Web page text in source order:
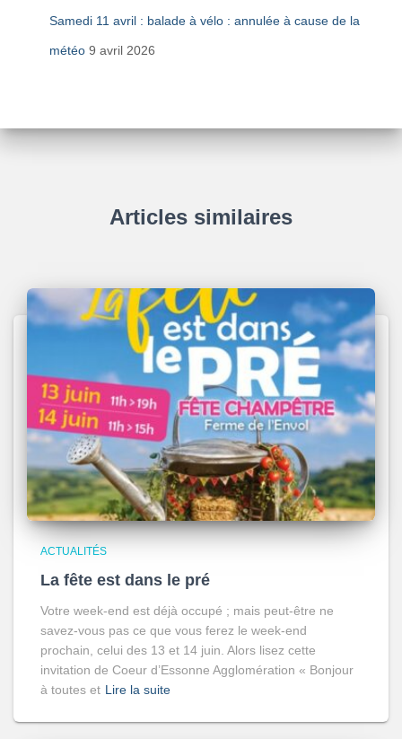
Samedi 11 avril : balade à vélo : annulée à cause de la
météo 9 avril 2026
Articles similaires
ACTUALITÉS
La fête est dans le pré
Votre week-end est déjà occupé ; mais peut-être ne
savez-vous pas ce que vous ferez le week-end
prochain, celui des 13 et 14 juin. Alors lisez cette
invitation de Coeur d’Essonne Agglomération « Bonjour
à toutes et Lire la suite